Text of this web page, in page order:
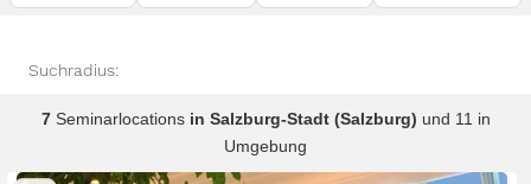
Suchradius:
7Seminarlocations in Salzburg-Stadt (Salzburg) und 11 in
Umgebung